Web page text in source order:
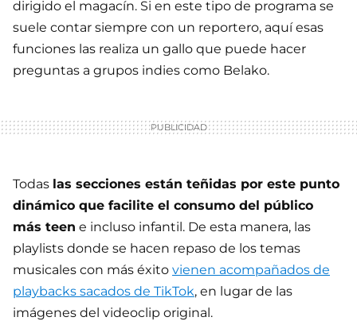
dirigido el magacín. Si en este tipo de programa se
suele contar siempre con un reportero, aquí esas
funciones las realiza un gallo que puede hacer
preguntas a grupos indies como Belako.
Todas las secciones están teñidas por este punto
dinámico que facilite el consumo del público
más teen e incluso infantil. De esta manera, las
playlists donde se hacen repaso de los temas
musicales con más éxito vienen acompañados de
playbacks sacados de TikTok, en lugar de las
imágenes del videoclip original.